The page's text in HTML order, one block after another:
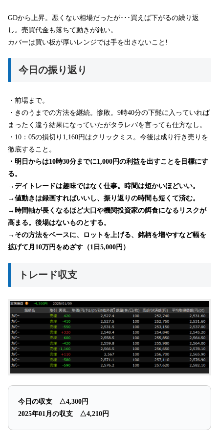
GDから上昇。悪くない相場だったが･･･買えば下がるの繰り返
し。売買代金も落ちて動きが鈍い。
カバーは買い板が厚いレンジでは手を出さないこと!
今日の振り返り
・前場まで。
・きのうまでの方法を継続。惨敗。9時40分の下髭に入っていれば
まったく違う結果になっていたがタラレバを言っても仕方なし。
・10：05の損切り1,160円はクリックミス。今後は成り行き売りを
徹底すること。
・明日からは10時30分までに1,000円の利益を出すことを目標にす
る。
→デイトレードは趣味ではなく仕事。時間は短かいほどいい。
→値動きは録画すればいいし、振り返りの時間も短くて済む。
→時間軸が長くなるほど大口や機関投資家の餌食になるリスクが
高まる。後場はないものとする。
→その方法をベースに、ロットを上げる、銘柄を増やすなど幅を
拡げて月10万円をめざす（1日5,000円）
トレード収支
今日の収支 △4,300円
2025年01月の収支 △4,210円